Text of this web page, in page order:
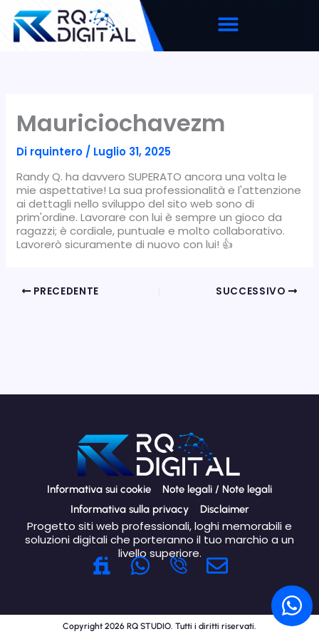
contenuto
Mauriciochavezm
Di rquintero / Luglio 31, 2025
Randy Q. ha davvero SUPERATO ancora una volta le
mie aspettative! La sua professionalità e l'attenzione
ai dettagli nello sviluppo del sito web sono di
prim'ordine. Lavorare con lui è sempre un gioco da
ragazzi; è cordiale, puntuale e molto collaborativo.
Lavorerò sicuramente di nuovo con lui! 👍
PRECEDENTE SUCCESSIVO
W
h
Informativa sui cookie
Note legali / Note legali
Informativa sulla privacy
Disclaimer
Progetto siti web professionali, loghi memorabili e
soluzioni digitali che porteranno il tuo marchio a un
livello superiore.
W
a
t
B
s
t
Copyright 2026 RQ STUDIO. Tutti i diritti riservati.